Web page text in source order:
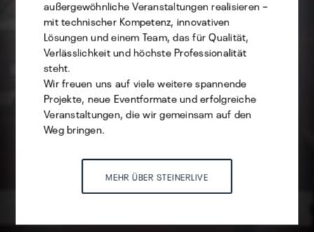
Auswahl speichern
außergewöhnliche Veranstaltungen realisieren –
mit technischer Kompetenz, innovativen
Lösungen und einem Team, das für Qualität,
Verlässlichkeit und höchste Professionalität
steht.
Wir freuen uns auf viele weitere spannende
Projekte, neue Eventformate und erfolgreiche
Veranstaltungen, die wir gemeinsam auf den
Weg bringen.
MEHR ÜBER STEINERLIVE